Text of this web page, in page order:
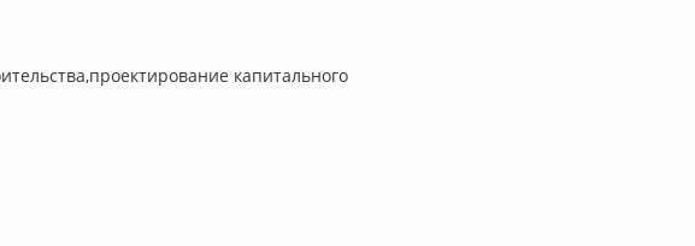
капитального